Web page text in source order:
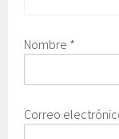
Nombre *
Correo